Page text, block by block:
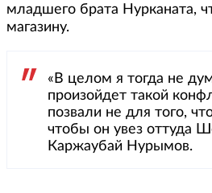
младшего брата Нурканата,
магазину.
«В целом я тогда не
произойдет такой
позвали не для того,
чтобы он увез оттуда
Каржаубай Нурымов.